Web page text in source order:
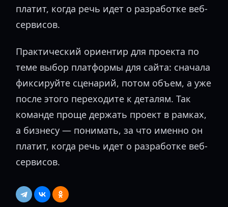
платит, когда речь идет о разработке веб-
сервисов.
Практический ориентир для проекта по
теме выбор платформы для сайта: сначала
фиксируйте сценарий, потом объем, а уже
после этого переходите к деталям. Так
команде проще держать проект в рамках,
а бизнесу — понимать, за что именно он
платит, когда речь идет о разработке веб-
сервисов.